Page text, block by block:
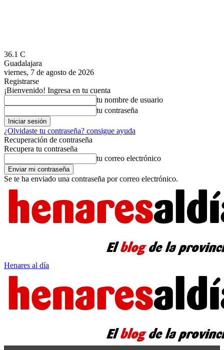
36.1 C
Guadalajara
viernes, 7 de agosto de 2026
Registrarse
¡Bienvenido! Ingresa en tu cuenta
tu nombre de usuario
tu contraseña
¿Olvidaste tu contraseña? consigue ayuda
Recuperación de contraseña
Recupera tu contraseña
tu correo electrónico
Se te ha enviado una contraseña por correo electrónico.
Henares al día